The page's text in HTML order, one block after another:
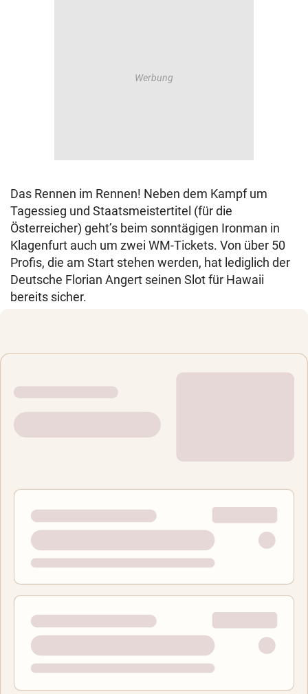
Das Rennen im Rennen! Neben dem Kampf um
Tagessieg und Staatsmeistertitel (für die
Österreicher) geht’s beim sonntägigen Ironman in
Klagenfurt auch um zwei WM-Tickets. Von über 50
Profis, die am Start stehen werden, hat lediglich der
Deutsche Florian Angert seinen Slot für Hawaii
bereits sicher.